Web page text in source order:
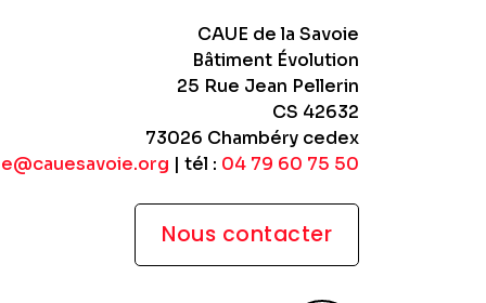
CAUE de la Savoie
Bâtiment Évolution
25 Rue Jean Pellerin
CS 42632
73026 Chambéry cedex
| tél : 04 79 60 75 50
Nous contacter